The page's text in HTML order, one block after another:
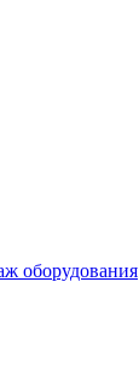
оборудования